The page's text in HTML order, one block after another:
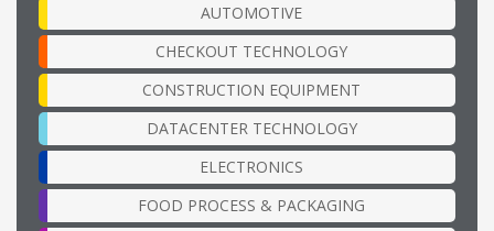
AUTOMOTIVE
CHECKOUT TECHNOLOGY
CONSTRUCTION EQUIPMENT
DATACENTER TECHNOLOGY
ELECTRONICS
FOOD PROCESS & PACKAGING